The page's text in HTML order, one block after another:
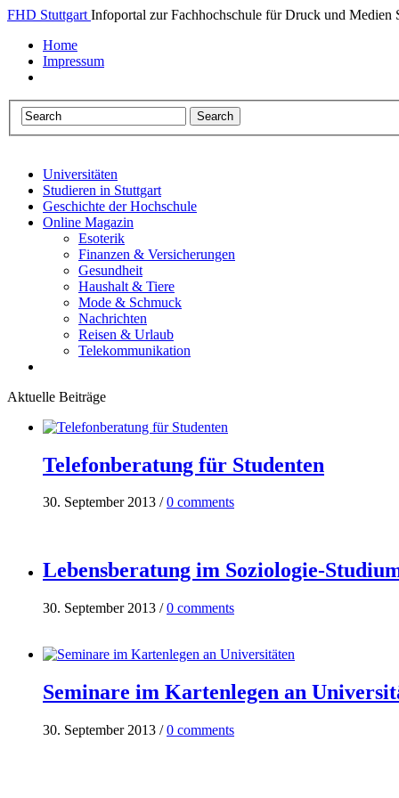
FHD Stuttgart Infoportal zur Fachhochschule für Druck und Medien
Home
Impressum
Universitäten
Studieren in Stuttgart
Geschichte der Hochschule
Online Magazin
Esoterik
Finanzen & Versicherungen
Gesundheit
Haushalt & Tiere
Mode & Schmuck
Nachrichten
Reisen & Urlaub
Telekommunikation
Aktuelle Beiträge
Telefonberatung für Studenten
30. September 2013 /0 comments
Lebensberatung im Soziologie-
30. September 2013 /0 comments
Seminare im Kartenlegen an
30. September 2013 /0 comments